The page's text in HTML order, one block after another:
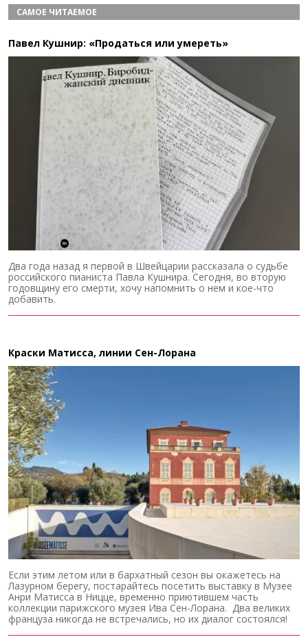
САМОЕ ЧИТАЕМОЕ
Павел Кушнир: «Продаться или умереть»
Два года назад я первой в Швейцарии рассказала о судьбе
российского пианиста Павла Кушнира. Сегодня, во вторую
годовщину его смерти, хочу напомнить о нем и кое-что
добавить.
Краски Матисса, линии Сен-Лорана
Если этим летом или в бархатный сезон вы окажетесь на
Лазурном берегу, постарайтесь посетить выставку в Музее
Анри Матисса в Ницце, временно приютившем часть
коллекции парижского музея Ива Сен-Лорана. Два великих
француза никогда не встречались, но их диалог состоялся!